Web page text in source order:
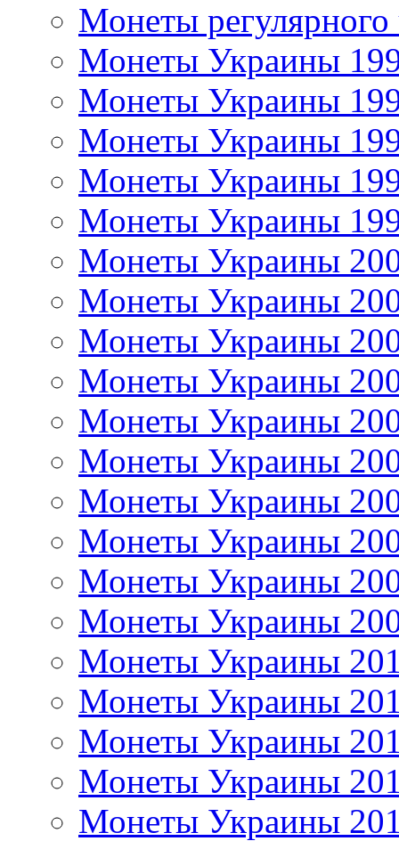
Монеты регулярного
Монеты Украины
Монеты Украины
Монеты Украины
Монеты Украины
Монеты Украины
Монеты Украины
Монеты Украины
Монеты Украины
Монеты Украины
Монеты Украины
Монеты Украины
Монеты Украины
Монеты Украины
Монеты Украины
Монеты Украины
Монеты Украины
Монеты Украины
Монеты Украины
Монеты Украины
Монеты Украины